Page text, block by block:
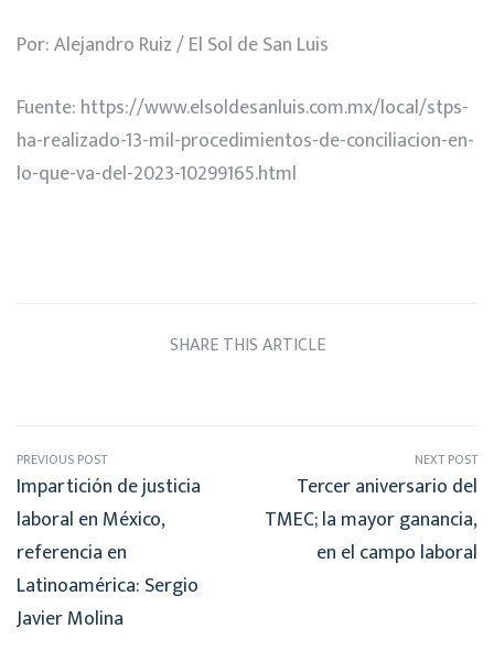
Por: Alejandro Ruiz / El Sol de San Luis
Fuente: https://www.elsoldesanluis.com.mx/local/stps-
ha-realizado-13-mil-procedimientos-de-conciliacion-en-
lo-que-va-del-2023-10299165.html
SHARE THIS ARTICLE
PREVIOUS POST
Impartición de justicia
laboral en México,
referencia en
Latinoamérica: Sergio
Javier Molina
NEXT POST
Tercer aniversario del
TMEC; la mayor ganancia,
en el campo laboral